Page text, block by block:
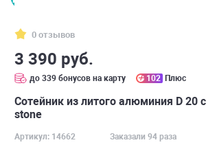
0 отзывов
3 390 руб.
до 339 бонусов на карту 102 Плюс
Сотейник из литого алюминия D 20
stone
Артикул: 14662 Заказали 94 раза